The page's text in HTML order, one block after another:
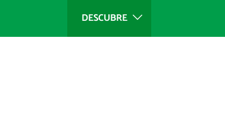
DESCUBRE